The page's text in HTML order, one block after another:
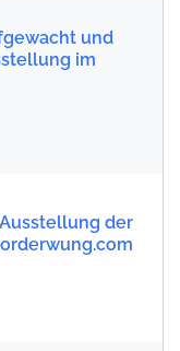
und
im
der